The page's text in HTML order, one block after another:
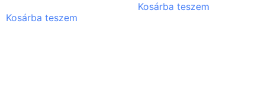
Kosárba teszem
Kosárba teszem